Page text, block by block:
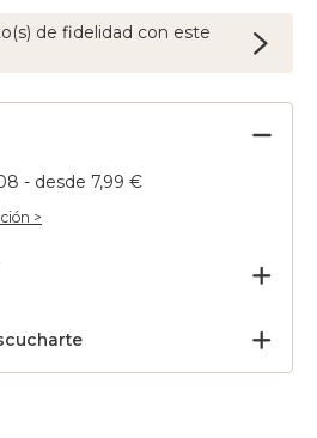
de fidelidad con este
- desde 7,99 €
>